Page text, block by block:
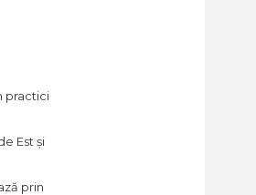
practici
Est și
prin